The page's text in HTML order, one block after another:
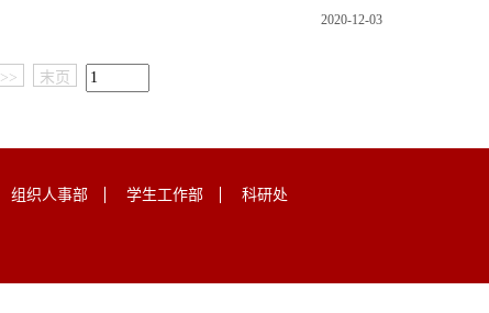
2020-12-03
>> 末页
组织人事部 学生工作部 科研处